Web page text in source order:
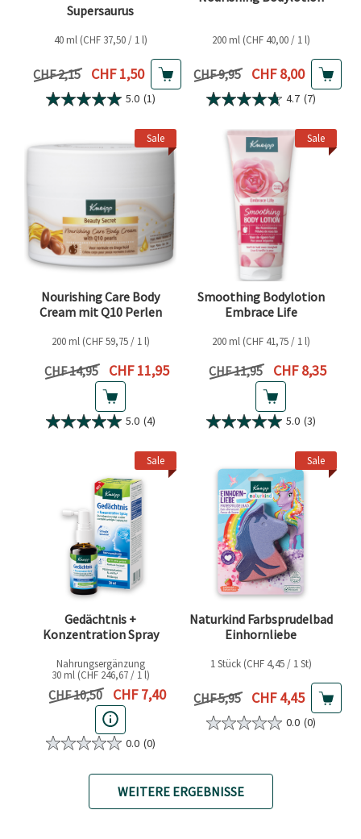
Supersaurus
40 ml (CHF 37,50 / 1 l)
Vorheriger Preis
CHF 2,15 Aktueller Preis
CHF 1,50
5.0 (1)
200 ml (CHF 40,00 / 1 l)
Vorheriger Preis
CHF 9,95 Aktueller Preis
CHF 8,00
4.7 (7)
Sale
Nourishing Care Body
Cream mit Q10 Perlen
200 ml (CHF 59,75 / 1 l)
Vorheriger Preis
CHF 14,95 Aktueller Preis
CHF 11,95
5.0 (4)
Sale
Smoothing Bodylotion
Embrace Life
200 ml (CHF 41,75 / 1 l)
Vorheriger Preis
CHF 11,95 Aktueller Preis
CHF 8,35
5.0 (3)
Sale
Gedächtnis +
Konzentration Spray
Nahrungsergänzung
30 ml (CHF 246,67 / 1 l)
Vorheriger Preis
CHF 10,50 Aktueller Preis
CHF 7,40
0.0 (0)
Sale
Naturkind Farbsprudelbad
Einhornliebe
1 Stück (CHF 4,45 / 1 St)
Vorheriger Preis
CHF 5,95 Aktueller Preis
CHF 4,45
0.0 (0)
WEITERE ERGEBNISSE